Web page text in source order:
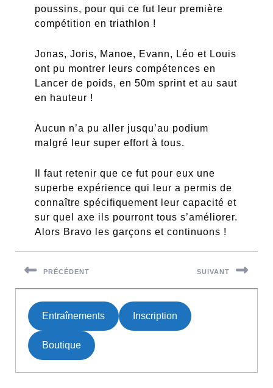
poussins, pour qui ce fut leur première
compétition en triathlon !
Jonas, Joris, Manoe, Evann, Léo et Louis
ont pu montrer leurs compétences en
Lancer de poids, en 50m sprint et au saut
en hauteur !
Aucun n’a pu aller jusqu’au podium
malgré leur super effort à tous.
Il faut retenir que ce fut pour eux une
superbe expérience qui leur a permis de
connaître spécifiquement leur capacité et
sur quel axe ils pourront tous s’améliorer.
Alors Bravo les garçons et continuons !
Navigation
de
l’article
PRÉCÉDENT
post:
SUIVANT
post:
Entraînements Inscription
Boutique